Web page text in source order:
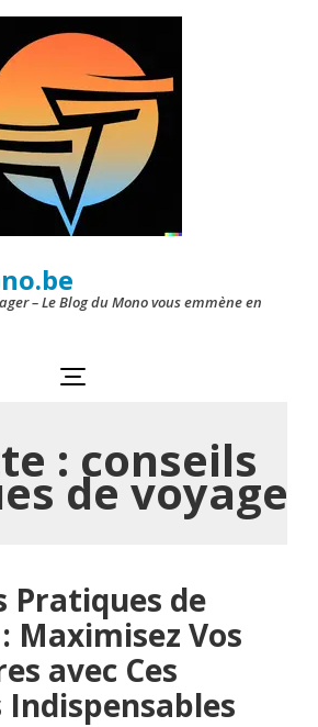
– Le Blog du Mono vous emmène en
: conseils
de voyage
Pratiques de
Maximisez Vos
avec Ces
Indispensables